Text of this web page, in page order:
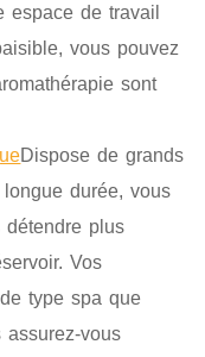
espace de travail
vous pouvez
sont
Dispose de grands
durée, vous
détendre plus
Vos
type spa que
assurez-vous